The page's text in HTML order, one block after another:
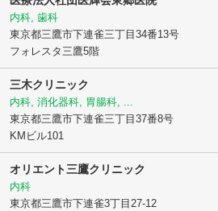
内科, 歯科
東京都三鷹市下連雀三丁目34番13号
フォレスタ三鷹5階
三木クリニック
内科, 消化器科, 胃腸科, ...
東京都三鷹市下連雀三丁目37番8号
KMビル101
オリエント三鷹クリニック
内科
東京都三鷹市下連雀3丁目27-12